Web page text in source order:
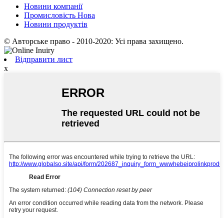
Новини компанії
Промисловість Нова
Новини продуктів
© Авторське право - 2010-2020: Усі права захищено.
Відправити лист
x